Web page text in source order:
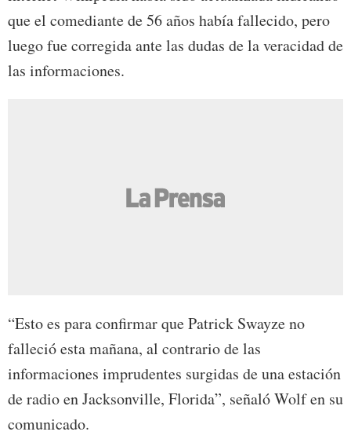
que el comediante de 56 años había fallecido, pero
luego fue corregida ante las dudas de la veracidad de
las informaciones.
“Esto es para confirmar que Patrick Swayze no
falleció esta mañana, al contrario de las
informaciones imprudentes surgidas de una estación
de radio en Jacksonville, Florida”, señaló Wolf en su
comunicado.